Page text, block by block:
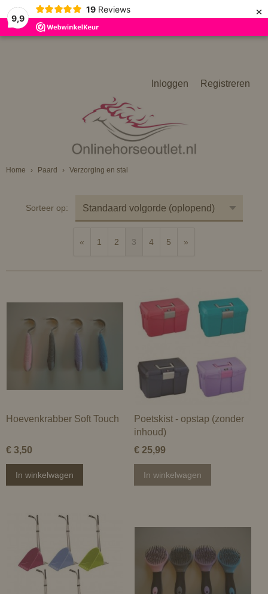
9,9
19 Reviews ×
Inloggen Registreren
Home › Paard › Verzorging en stal
Sorteer op:
« 1 2 3 4 5 »
Hoevenkrabber Soft Touch
€ 3,50
In winkelwagen
Poetskist - opstap (zonder
inhoud)
€ 25,99
In winkelwagen